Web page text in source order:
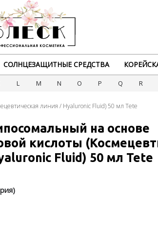
СОЛНЦЕЗАЩИТНЫЕ СРЕДСТВА
L M N O P Q R
линия / Hyaluronic Fluid) 50 мл Tete
на основе
кислоты
Fluid) 50 мл Tete